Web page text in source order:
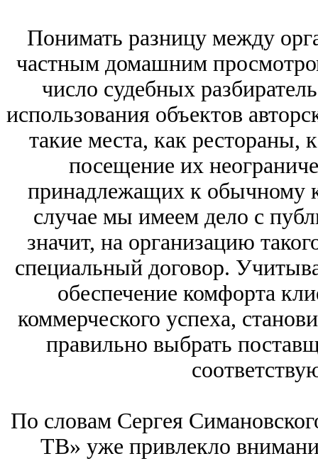
Понимать разницу между
частным домашним
число судебных
использования объектов
такие места, как рестораны,
посещение их
принадлежащих к обычному
случае мы имеем дело с
значит, на организацию
специальный договор.
обеспечение комфорта
коммерческого успеха,
правильно выбрать
По словам Сергея
ТВ» уже привлекло